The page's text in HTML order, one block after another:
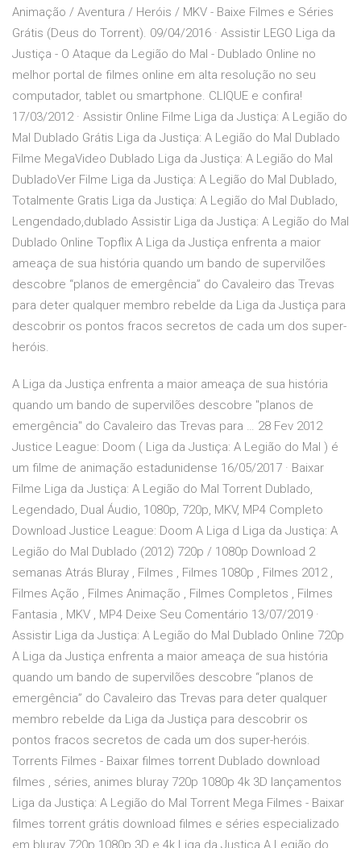
Animação / Aventura / Heróis / MKV - Baixe Filmes e Séries
Grátis (Deus do Torrent). 09/04/2016 · Assistir LEGO Liga da
Justiça - O Ataque da Legião do Mal - Dublado Online no
melhor portal de filmes online em alta resolução no seu
computador, tablet ou smartphone. CLIQUE e confira!
17/03/2012 · Assistir Online Filme Liga da Justiça: A Legião do
Mal Dublado Grátis Liga da Justiça: A Legião do Mal Dublado
Filme MegaVideo Dublado Liga da Justiça: A Legião do Mal
DubladoVer Filme Liga da Justiça: A Legião do Mal Dublado,
Totalmente Gratis Liga da Justiça: A Legião do Mal Dublado,
Lengendado,dublado Assistir Liga da Justiça: A Legião do Mal
Dublado Online Topflix A Liga da Justiça enfrenta a maior
ameaça de sua história quando um bando de supervilões
descobre “planos de emergência” do Cavaleiro das Trevas
para deter qualquer membro rebelde da Liga da Justiça para
descobrir os pontos fracos secretos de cada um dos super-
heróis.
A Liga da Justiça enfrenta a maior ameaça de sua história
quando um bando de supervilões descobre "planos de
emergência" do Cavaleiro das Trevas para … 28 Fev 2012
Justice League: Doom ( Liga da Justiça: A Legião do Mal ) é
um filme de animação estadunidense 16/05/2017 · Baixar
Filme Liga da Justiça: A Legião do Mal Torrent Dublado,
Legendado, Dual Áudio, 1080p, 720p, MKV, MP4 Completo
Download Justice League: Doom A Liga d Liga da Justiça: A
Legião do Mal Dublado (2012) 720p / 1080p Download 2
semanas Atrás Bluray , Filmes , Filmes 1080p , Filmes 2012 ,
Filmes Ação , Filmes Animação , Filmes Completos , Filmes
Fantasia , MKV , MP4 Deixe Seu Comentário 13/07/2019 ·
Assistir Liga da Justiça: A Legião do Mal Dublado Online 720p
A Liga da Justiça enfrenta a maior ameaça de sua história
quando um bando de supervilões descobre “planos de
emergência” do Cavaleiro das Trevas para deter qualquer
membro rebelde da Liga da Justiça para descobrir os
pontos fracos secretos de cada um dos super-heróis.
Torrents Filmes - Baixar filmes torrent Dublado download
filmes , séries, animes bluray 720p 1080p 4k 3D lançamentos
Liga da Justiça: A Legião do Mal Torrent Mega Filmes - Baixar
filmes torrent grátis download filmes e séries especializado